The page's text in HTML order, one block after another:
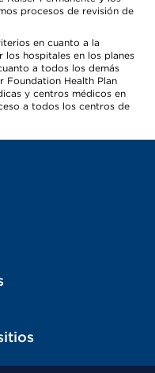
procesos de revisión de
en cuanto a la
hospitales en los planes
a todos los demás
Foundation Health Plan
y centros médicos en
a todos los centros de